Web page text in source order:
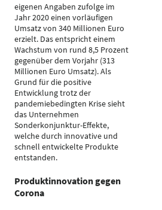
eigenen Angaben zufolge im
Jahr 2020 einen vorläufigen
Umsatz von 340 Millionen Euro
erzielt. Das entspricht einem
Wachstum von rund 8,5 Prozent
gegenüber dem Vorjahr (313
Millionen Euro Umsatz). Als
Grund für die positive
Entwicklung trotz der
pandemiebedingten Krise sieht
das Unternehmen
Sonderkonjunktur-Effekte,
welche durch innovative und
schnell entwickelte Produkte
entstanden.
Produktinnovation gegen
Corona